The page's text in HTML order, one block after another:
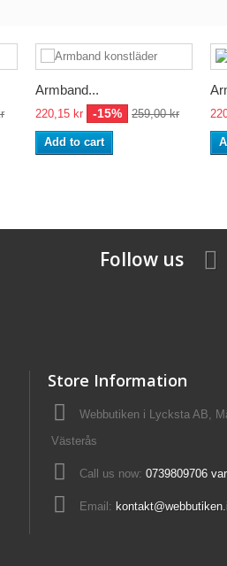
Armband...
220,15 kr -15% 259,00 kr
Add to cart
Follow us
Store Information
Webbutiken i Lycksta AB,
Västerås
Call us now: 0739809706
Email: